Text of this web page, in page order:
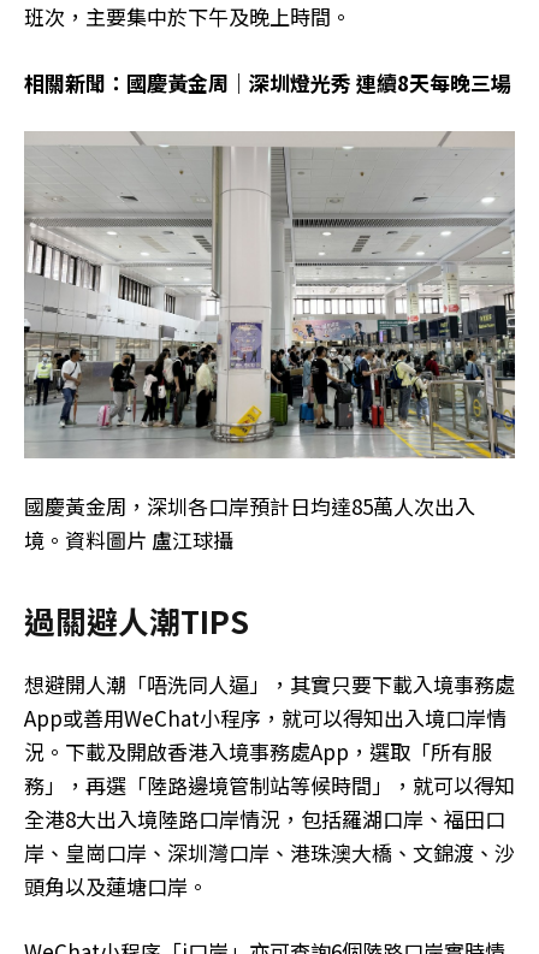
班次，主要集中於下午及晚上時間。
相關新聞：國慶黃金周｜深圳燈光秀 連續8天每晚三場
國慶黃金周，深圳各口岸預計日均達85萬人次出入
境。資料圖片 盧江球攝
過關避人潮TIPS
想避開人潮「唔洗同人逼」，其實只要下載入境事務處
App或善用WeChat小程序，就可以得知出入境口岸情
況。下載及開啟香港入境事務處App，選取「所有服
務」，再選「陸路邊境管制站等候時間」，就可以得知
全港8大出入境陸路口岸情況，包括羅湖口岸、福田口
岸、皇崗口岸、深圳灣口岸、港珠澳大橋、文錦渡、沙
頭角以及蓮塘口岸。